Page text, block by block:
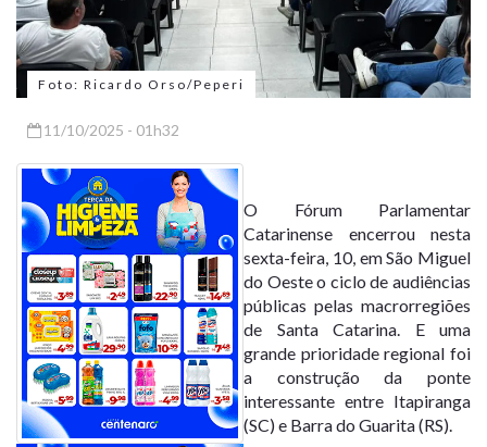
Foto: Ricardo Orso/Peperi
11/10/2025 - 01h32
O Fórum Parlamentar
Catarinense encerrou nesta
sexta-feira, 10, em São Miguel
do Oeste o ciclo de audiências
públicas pelas macrorregiões
de Santa Catarina. E uma
grande prioridade regional foi
a construção da ponte
interessante entre Itapiranga
(SC) e Barra do Guarita (RS).